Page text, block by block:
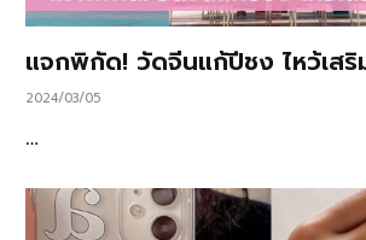
แจกพิกัด! วัดจีนแก้ปีชง ไหว้เส
2024/03/05
…